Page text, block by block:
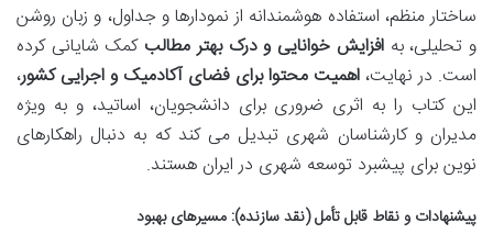
ساختار منظم، استفاده هوشمندانه از نمودارها و جداول، و زبان روشن
و تحلیلی، بهافزایش خوانایی و درک بهتر مطالب کمک شایانی کرده
است. در نهایت،اهمیت محتوا برای فضای آکادمیک و اجرایی کشور،
این کتاب را به اثری ضروری برای دانشجویان، اساتید، و به ویژه
مدیران و کارشناسان شهری تبدیل می کند که به دنبال راهکارهای
نوین برای پیشبرد توسعه شهری در ایران هستند.
پیشنهادات و نقاط قابل تأمل (نقد سازنده): مسیرهای بهبود